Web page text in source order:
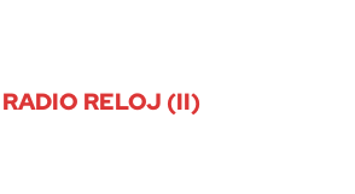
RELOJ (II)